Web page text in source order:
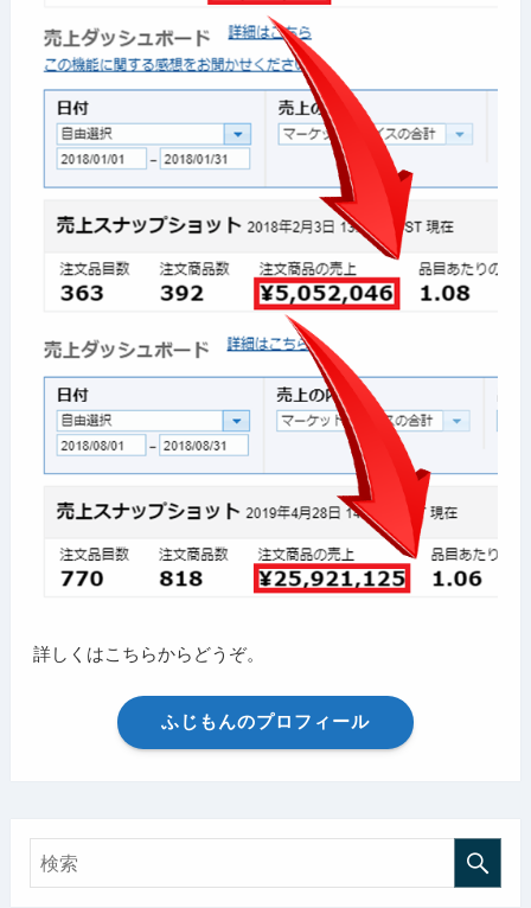
詳しくはこちらからどうぞ。
ふじもんのプロフィール